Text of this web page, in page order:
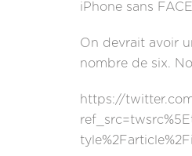
iPhone sans
On devrait avoir
nombre de six.
https://